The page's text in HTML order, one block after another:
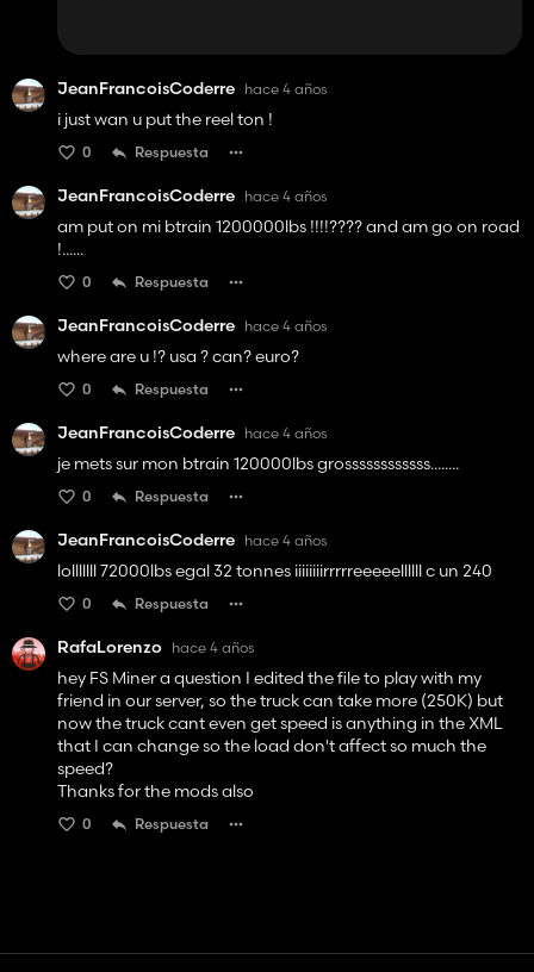
JeanFrancoisCoderre hace 4 años
i just wan u put the reel ton !
0 Respuesta
JeanFrancoisCoderre hace 4 años
am put on mi btrain 1200000lbs !!!!???? and am go on road
!......
0 Respuesta
JeanFrancoisCoderre hace 4 años
where are u !? usa ? can? euro?
0 Respuesta
JeanFrancoisCoderre hace 4 años
je mets sur mon btrain 120000lbs grossssssssssss........
0 Respuesta
JeanFrancoisCoderre hace 4 años
lolllllll 72000lbs egal 32 tonnes iiiiiiiirrrrreeeeellllll c un 240
0 Respuesta
RafaLorenzo hace 4 años
hey FS Miner a question I edited the file to play with my
friend in our server, so the truck can take more (250K) but
now the truck cant even get speed is anything in the XML
that I can change so the load don't affect so much the
speed?
Thanks for the mods also
0 Respuesta